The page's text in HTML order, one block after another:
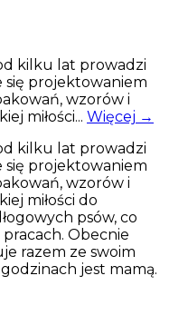
zmierzyć psa
Jeśli masz z tym
nami bo szelki nie
sprawi, iż Twój
prawdziwy model :).
z najwygodniejszych
konstrukcji
nie obciążający
od psich pach
obtarcia. Nasze szelki
wytrzymałej
25mm lub
okucia i klamry
długotrwałe
w aż 6 miejscach
kilku lat prowadzi
się projektowaniem
wzorów i
miłości... Więcej →
kilku lat prowadzi
się projektowaniem
wzorów i
miłości do
psów, co
Obecnie
razem ze swoim
jest mamą.